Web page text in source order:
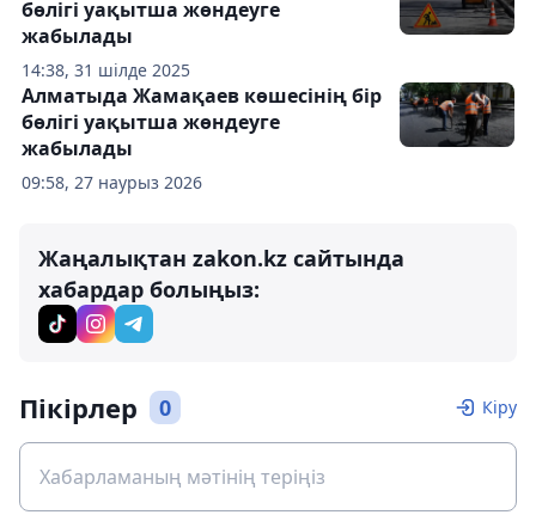
14:38, 31 шілде 2025
бөлігі уақытша жөндеуге
жабылады
09:58, 27 наурыз 2026
Алматыда Жамақаев көшесінің бір
бөлігі уақытша жөндеуге
жабылады
Жаңалықтан zakon.kz сайтында
хабардар болыңыз:
Пікірлер 0 Кіру